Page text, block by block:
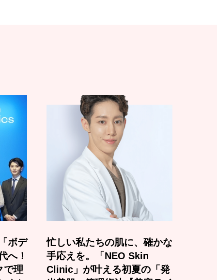
ボデ
へ！
で理
忙しい私たちの肌に、確かな
手応えを。「NEO Skin
Clinic」が叶える初夏の「発